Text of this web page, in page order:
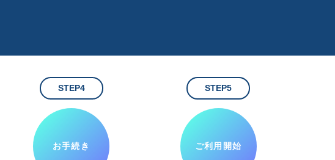
STEP4
お手続き
STEP5
ご利用開始